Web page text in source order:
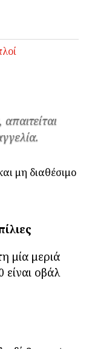
μη διαθέσιμο
μία μεριά
είναι οβάλ